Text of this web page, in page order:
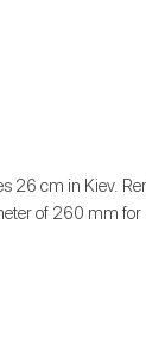
26 cm in Kiev.
of 260 mm for